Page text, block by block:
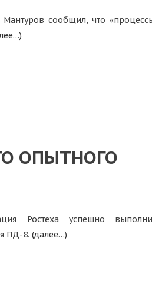
сообщил, что
ОПЫТНОГО
Ростеха успешно
ПД-8. (далее…)